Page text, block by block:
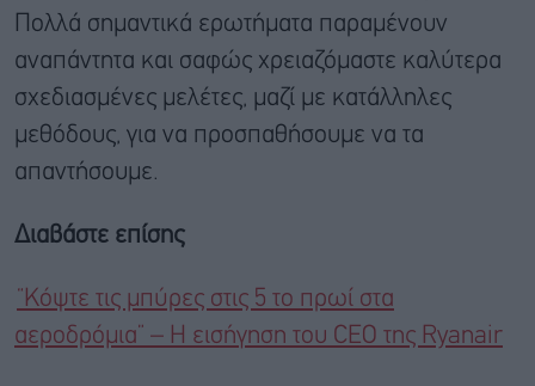
Πολλά σημαντικά ερωτήματα παραμένουν
αναπάντητα και σαφώς χρειαζόμαστε καλύτερα
σχεδιασμένες μελέτες, μαζί με κατάλληλες
μεθόδους, για να προσπαθήσουμε να τα
απαντήσουμε.
Διαβάστε επίσης
“Κόψτε τις μπύρες στις 5 το πρωί στα
αεροδρόμια” – Η εισήγηση του CEO της Ryanair